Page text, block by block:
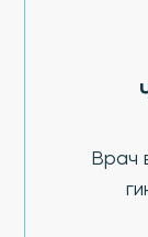
Врач